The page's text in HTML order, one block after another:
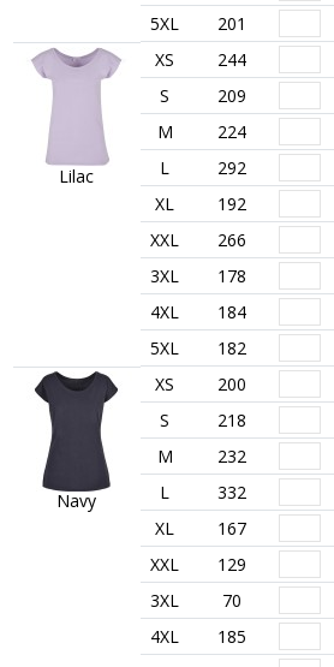
5XL
201
Lilac
XS 244
S
209
M
224
L
292
XL
192
XXL
266
3XL
178
4XL
184
5XL
182
Navy
XS 200
S
218
M
232
L
332
XL
167
XXL
129
3XL
70
4XL
185